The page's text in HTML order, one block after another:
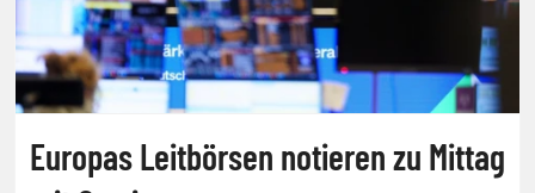
Europas Leitbörsen notieren zu Mittag